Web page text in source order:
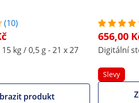
(10)
kg / 0,5 g - 21 x 27
produkt
656,00
Digitální
Slevy
výsledky vážení, které si
barvách mezní hodnoty jako
se hodí pro stanovení přesné
Systems s vysokou
stanovení hmotnosti
nepříznivého úhlu. Navíc lze pro
alarmu varuje před přetížením